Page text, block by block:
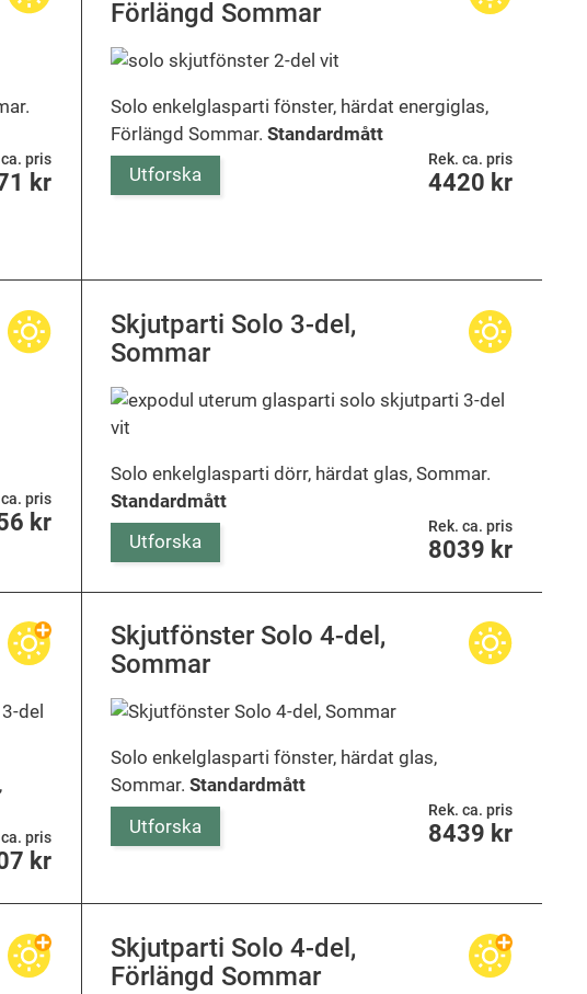
pris
kr
Förlängd Sommar
Solo enkelglasparti fönster, härdat energiglas,
Förlängd Sommar.Standardmått
Utforska
Rek. ca. pris
4420 kr
pris
kr
Skjutparti Solo 3-del,
Sommar
Solo enkelglasparti dörr, härdat glas, Sommar.
Standardmått
Utforska
Rek. ca. pris
8039 kr
pris
kr
Skjutfönster Solo 4-del,
Sommar
Solo enkelglasparti fönster, härdat glas,
Sommar.Standardmått
Utforska
Rek. ca. pris
8439 kr
Skjutparti Solo 4-del,
Förlängd Sommar